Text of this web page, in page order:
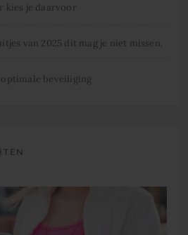
kies je daarvoor
van 2025 dit mag je niet missen.
beveiliging